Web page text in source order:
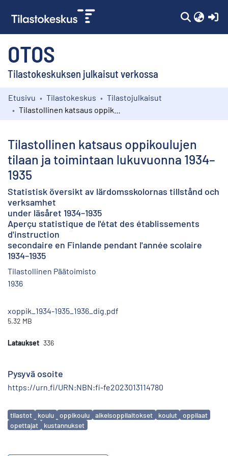
OTOS
Tilastokeskuksen julkaisut verkossa
Kokoelmat
Etusivu Tilastokeskus
Tilastojulkaisut
Tilastollinen katsaus oppikoulujen
tilaan ja toimintaan lukuvuonna 1934–
1935
Statistisk översikt av lärdomsskolornas tillstånd och
verksamhet
under läsåret 1934–1935
Aperçu statistique de l'état des établissements
d'instruction
secondaire en Finlande pendant l'année scolaire
1934–1935
Tilastollinen Päätoimisto
1936
xoppik_1934-1935_1936_dig.pdf
5.32 MB
Lataukset 336
Pysyvä osoite
https://urn.fi/URN:NBN:fi-fe2023013114780
Avainsanat
tilastot koulu oppikoulu alkeisoppilaitokset koulut
oppilaat
opettajat
kustannukset